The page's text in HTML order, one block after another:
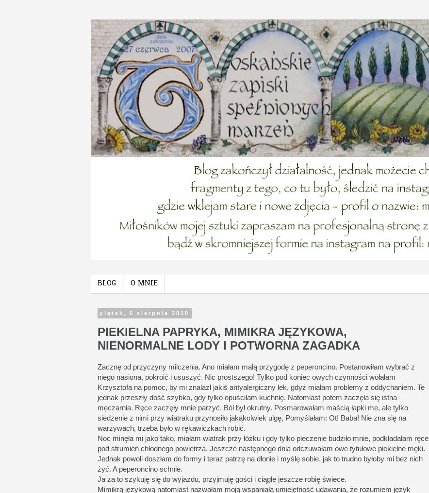
BLOG O MNIE
piątek, 6 sierpnia 2010
PIEKIELNA PAPRYKA, MIMIKRA JĘZYKOWA,
NIENORMALNE LODY I POTWORNA ZAGADKA
Zacznę od przyczyny milczenia. Ano miałam małą przygodę z peperoncino. Postanowiłam wybrać z
niego nasiona, pokroić i ususzyć. Nic prostszego! Tylko pod koniec owych czynności wołałam
Krzysztofa na pomoc, by mi znalazł jakiś antyalergiczny lek, gdyż miałam problemy z oddychaniem. Te
jednak przeszły dość szybko, gdy tylko opuściłam kuchnię. Natomiast potem zaczęła się istna
męczarnia. Ręce zaczęły mnie parzyć. Ból był okrutny. Posmarowałam maścią łapki me, ale tylko
siedzenie z nimi przy wiatraku przynosiło jakąkolwiek ulgę, Pomyślałam: Ot! Baba! Nie zna się na
warzywach, trzeba było w rękawiczkach robić.
Noc minęła mi jako tako, miałam wiatrak przy łóżku i gdy tylko pieczenie budziło mnie, podkładałam ręce
pod strumień chłodnego powietrza. Jeszcze następnego dnia odczuwałam owe tytułowe piekielne męki.
Jednak powoli doszłam do formy i teraz patrzę na dłonie i myślę sobie, jak to trudno byłoby mi bez nich
żyć. A peperoncino schnie.
Ja za to szykuję się do wyjazdu, przyjmuję gości i ciągle jeszcze robię świece.
Mimikrą językową natomiast nazwałam moją wspaniałą umiejętność udawania, że rozumiem język